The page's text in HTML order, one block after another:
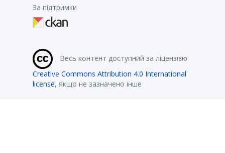
За підтримки
Весь контент доступний за ліцензією
Creative Commons Attribution 4.0 International
license, якщо не зазначено інше